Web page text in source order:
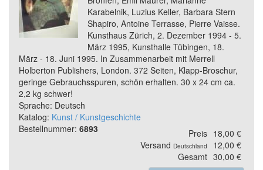
Karabelnik, Luzius Keller, Barbara Stern
Shapiro, Antoine Terrasse, Pierre Vaisse.
Kunsthaus Zürich, 2. Dezember 1994 - 5.
März 1995, Kunsthalle Tübingen, 18.
März - 18. Juni 1995. In Zusammenarbeit mit Merrell
Holberton Publishers, London. 372 Seiten, Klapp-Broschur,
geringe Gebrauchsspuren, schön erhalten. 30 x 24 cm ca.
2,2 kg schwer!
Sprache: Deutsch
Katalog: Kunst / Kunstgeschichte
Bestellnummer: 6893 Preis 18,00 €
Versand Deutschland
12,00 €
Gesamt 30,00 €